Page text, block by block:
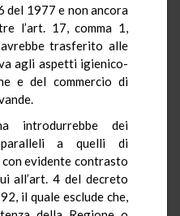
del 1977 e non ancora
l’art. 17, comma 1,
trasferito alle
agli aspetti igienico-
e del commercio di
introdurrebbe dei
a quelli di
evidente contrasto
all’art. 4 del decreto
il quale esclude che,